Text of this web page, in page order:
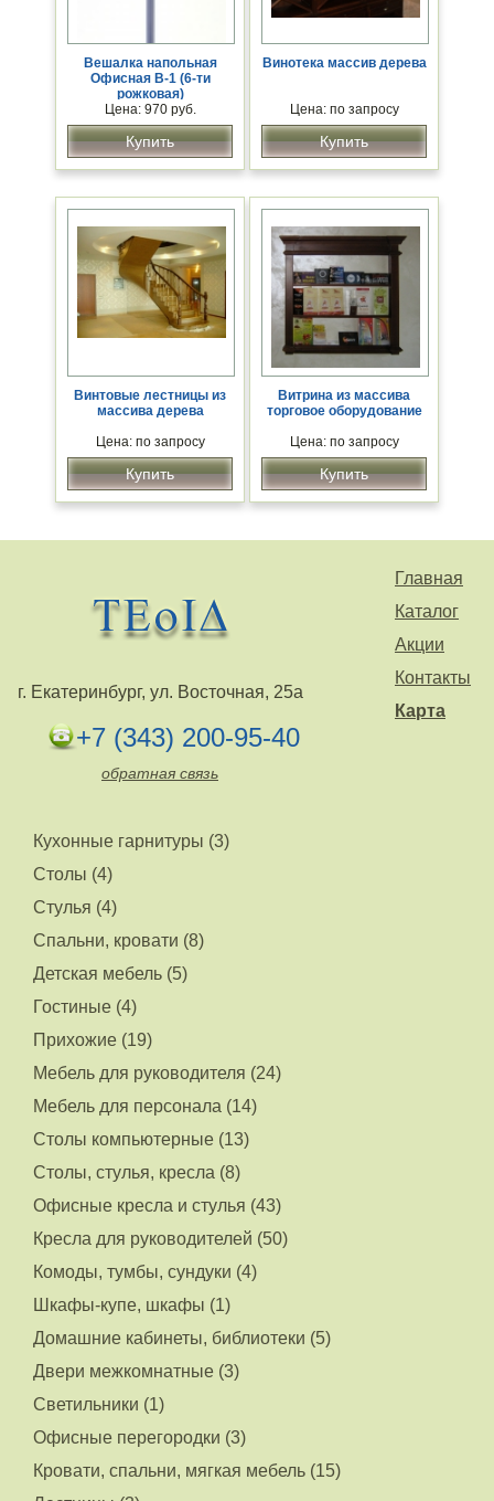
Вешалка напольная
Офисная В-1 (6-ти
рожковая)
Цена: 970 руб.
Купить
Винотека массив дерева
Цена: по запросу
Купить
Винтовые лестницы из
массива дерева
Цена: по запросу
Купить
Витрина из массива
торговое оборудование
Цена: по запросу
Купить
Главная
Каталог
Акции
Контакты
Карта
г. Екатеринбург, ул. Восточная, 25а
+7 (343) 200-95-40
обратная связь
Кухонные гарнитуры (3)
Столы (4)
Стулья (4)
Спальни, кровати (8)
Детская мебель (5)
Гостиные (4)
Прихожие (19)
Мебель для руководителя (24)
Мебель для персонала (14)
Столы компьютерные (13)
Столы, стулья, кресла (8)
Офисные кресла и стулья (43)
Кресла для руководителей (50)
Комоды, тумбы, сундуки (4)
Шкафы-купе, шкафы (1)
Домашние кабинеты, библиотеки (5)
Двери межкомнатные (3)
Светильники (1)
Офисные перегородки (3)
Кровати, спальни, мягкая мебель (15)